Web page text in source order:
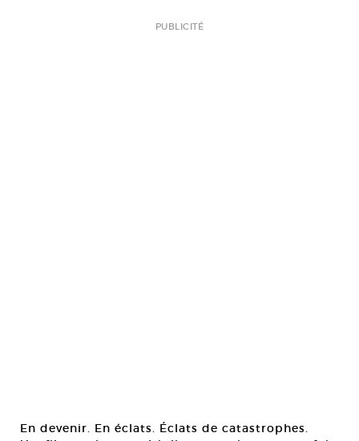
PUBLICITÉ
En devenir. En éclats. Éclats de catastrophes.